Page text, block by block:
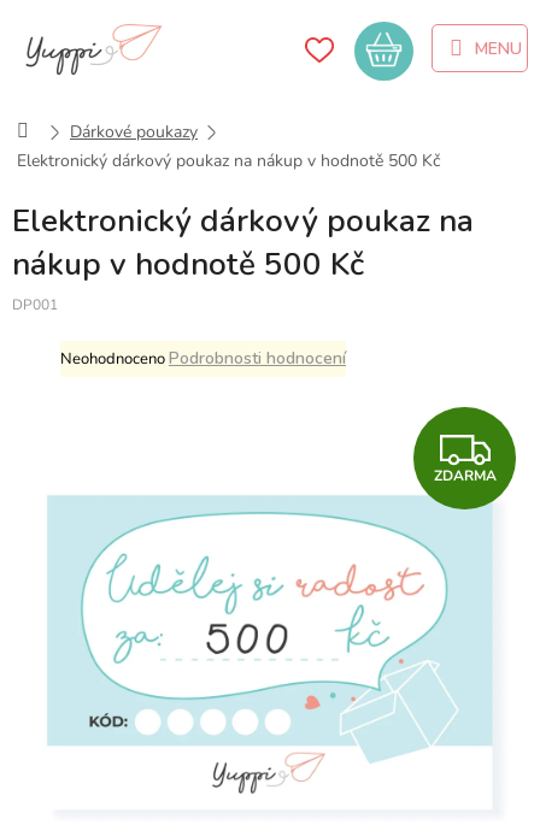
obsah
Nákupní
košík
DomůDárkové poukazy
Elektronický dárkový poukaz na nákup v hodnotě 500 Kč
Elektronický dárkový poukaz na
nákup v hodnotě 500 Kč
DP001
Průměrné
hodnocení
NeohodnocenoPodrobnosti hodnocení
Z
D
ZDARMA